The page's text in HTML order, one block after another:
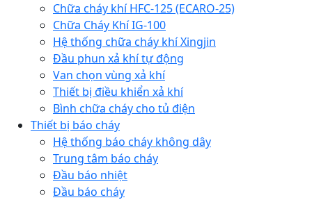
Chữa cháy khí HFC-125 (ECARO-25)
Chữa Cháy Khí IG-100
Hệ thống chữa cháy khí Xingjin
Đầu phun xả khí tự động
Van chọn vùng xả khí
Thiết bị điều khiển xả khí
Bình chữa cháy cho tủ điện
Thiết bị báo cháy
Hệ thống báo cháy không dây
Trung tâm báo cháy
Đầu báo nhiệt
Đầu báo cháy